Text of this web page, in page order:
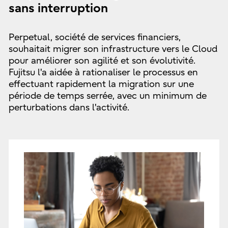
sans interruption
Perpetual, société de services financiers,
souhaitait migrer son infrastructure vers le Cloud
pour améliorer son agilité et son évolutivité.
Fujitsu l'a aidée à rationaliser le processus en
effectuant rapidement la migration sur une
période de temps serrée, avec un minimum de
perturbations dans l'activité.